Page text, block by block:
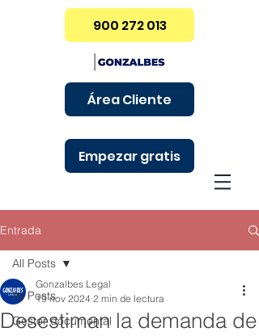
900 272 013
Área Cliente
Empezar gratis
Entrada
All Posts
Gestor documental
All Posts
Desestiman la demanda de
Gonzalbes Legal
19 nov 2024 2 min de lectura